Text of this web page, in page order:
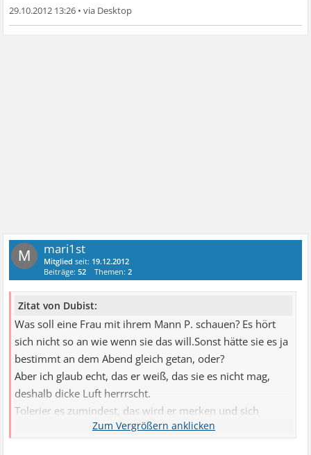
29.10.2012 13:26 •
M mari1st
Mitglied seit: 19.12.2012
Beiträge:52 Themen:2
Zitat von Dubist:
Was soll eine Frau mit ihrem Mann P. schauen? Es hört
sich nicht so an wie wenn sie das will.Sonst hätte sie es ja
bestimmt an dem Abend gleich getan, oder?
Aber ich glaub echt, das er weiß, das sie es nicht mag,
deshalb dicke Luft herrrscht.
Tolerier es zumindest, das wird er merken und sich
vielleicht auch wieder annähern dir.